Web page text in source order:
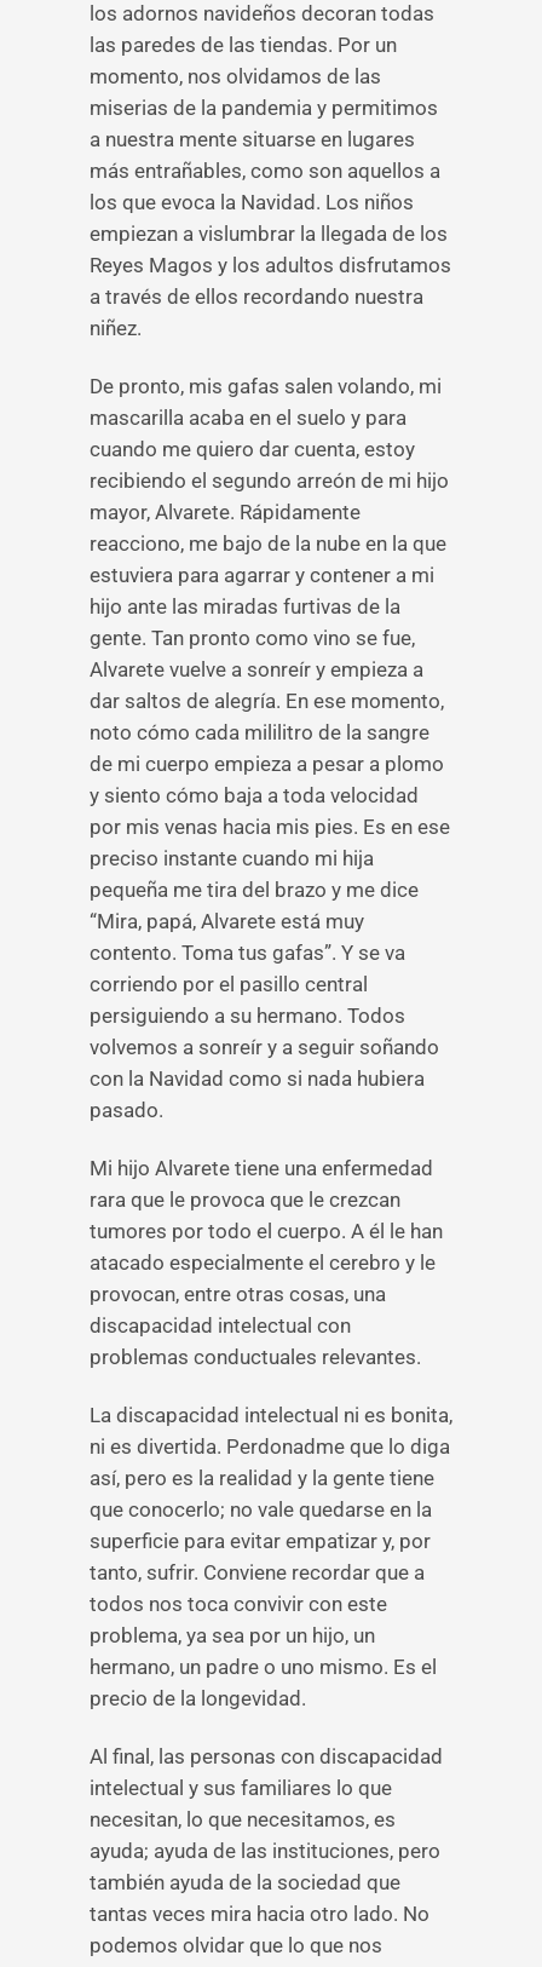
los adornos navideños decoran todas
las paredes de las tiendas. Por un
momento, nos olvidamos de las
miserias de la pandemia y permitimos
a nuestra mente situarse en lugares
más entrañables, como son aquellos a
los que evoca la Navidad. Los niños
empiezan a vislumbrar la llegada de los
Reyes Magos y los adultos disfrutamos
a través de ellos recordando nuestra
niñez.
De pronto, mis gafas salen volando, mi
mascarilla acaba en el suelo y para
cuando me quiero dar cuenta, estoy
recibiendo el segundo arreón de mi hijo
mayor, Alvarete. Rápidamente
reacciono, me bajo de la nube en la que
estuviera para agarrar y contener a mi
hijo ante las miradas furtivas de la
gente. Tan pronto como vino se fue,
Alvarete vuelve a sonreír y empieza a
dar saltos de alegría. En ese momento,
noto cómo cada mililitro de la sangre
de mi cuerpo empieza a pesar a plomo
y siento cómo baja a toda velocidad
por mis venas hacia mis pies. Es en ese
preciso instante cuando mi hija
pequeña me tira del brazo y me dice
“Mira, papá, Alvarete está muy
contento. Toma tus gafas”. Y se va
corriendo por el pasillo central
persiguiendo a su hermano. Todos
volvemos a sonreír y a seguir soñando
con la Navidad como si nada hubiera
pasado.
Mi hijo Alvarete tiene una enfermedad
rara que le provoca que le crezcan
tumores por todo el cuerpo. A él le han
atacado especialmente el cerebro y le
provocan, entre otras cosas, una
discapacidad intelectual con
problemas conductuales relevantes.
La discapacidad intelectual ni es bonita,
ni es divertida. Perdonadme que lo diga
así, pero es la realidad y la gente tiene
que conocerlo; no vale quedarse en la
superficie para evitar empatizar y, por
tanto, sufrir. Conviene recordar que a
todos nos toca convivir con este
problema, ya sea por un hijo, un
hermano, un padre o uno mismo. Es el
precio de la longevidad.
Al final, las personas con discapacidad
intelectual y sus familiares lo que
necesitan, lo que necesitamos, es
ayuda; ayuda de las instituciones, pero
también ayuda de la sociedad que
tantas veces mira hacia otro lado. No
podemos olvidar que lo que nos